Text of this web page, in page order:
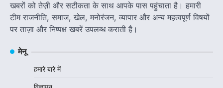
खबरों को तेज़ी और सटीकता के साथ आपके पास पहुंचाता है। हमारी
टीम राजनीति, समाज, खेल, मनोरंजन, व्यापार और अन्य महत्वपूर्ण विषयों
पर ताज़ा और निष्पक्ष खबरें उपलब्ध कराती है।
मेनू
हमारे बारे में